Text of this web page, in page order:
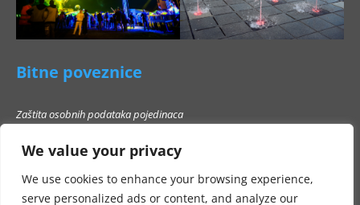
We value your privacy
We use cookies to enhance your browsing experience,
serve personalized ads or content, and analyze our
Bitne poveznice
Zaštita osobnih podataka pojedinaca
Popis poslovnih subjekata s kojima Grad Beli Manastir ne smije stupati u